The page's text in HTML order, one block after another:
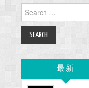
Search
for:
最新